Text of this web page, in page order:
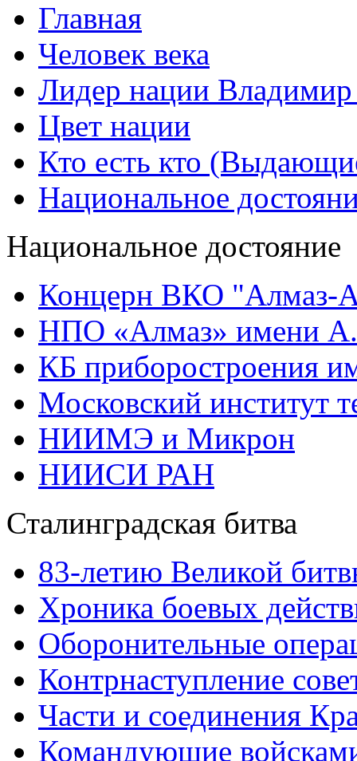
Главная
Человек века
Лидер нации
Цвет нации
Кто есть кто
Национальное
Национальное достояние
Концерн ВКО "Алмаз-
НПО «Алмаз» имени
КБ приборостроения
Московский институт
НИИМЭ и Микрон
НИИСИ РАН
Сталинградская битва
83-летию Великой
Хроника боевых
Оборонительные
Контрнаступление
Части и соединения
Командующие